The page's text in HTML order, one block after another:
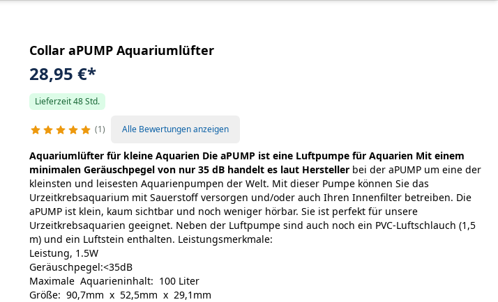
Collar aPUMP Aquariumlüfter
28,95 €*
Lieferzeit 48 Std.
1 Alle Bewertungen anzeigen
Aquariumlüfter für kleine Aquarien Die aPUMP ist eine Luftpumpe für Aquarien Mit einem
minimalen Geräuschpegel von nur 35 dB handelt es laut Hersteller bei der aPUMP um eine der
kleinsten und leisesten Aquarienpumpen der Welt. Mit dieser Pumpe können Sie das
Urzeitkrebsaquarium mit Sauerstoff versorgen und/oder auch Ihren Innenfilter betreiben. Die
aPUMP ist klein, kaum sichtbar und noch weniger hörbar. Sie ist perfekt für unsere
Urzeitkrebsaquarien geeignet. Neben der Luftpumpe sind auch noch ein PVC-Luftschlauch (1,5
m) und ein Luftstein enthalten. Leistungsmerkmale:
Leistung, 1.5W
Geräuschpegel:<35dB
Maximale Aquarieninhalt: 100 Liter
Größe: 90,7mm x 52,5mm x 29,1mm